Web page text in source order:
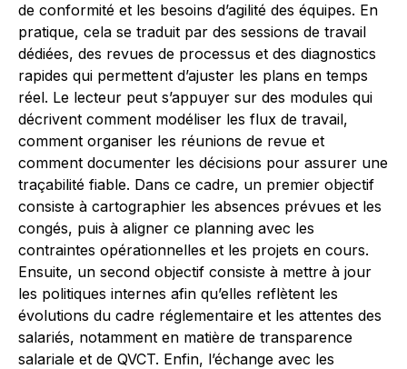
de conformité et les besoins d’agilité des équipes. En
pratique, cela se traduit par des sessions de travail
dédiées, des revues de processus et des diagnostics
rapides qui permettent d’ajuster les plans en temps
réel. Le lecteur peut s’appuyer sur des modules qui
décrivent comment modéliser les flux de travail,
comment organiser les réunions de revue et
comment documenter les décisions pour assurer une
traçabilité fiable. Dans ce cadre, un premier objectif
consiste à cartographier les absences prévues et les
congés, puis à aligner ce planning avec les
contraintes opérationnelles et les projets en cours.
Ensuite, un second objectif consiste à mettre à jour
les politiques internes afin qu’elles reflètent les
évolutions du cadre réglementaire et les attentes des
salariés, notamment en matière de transparence
salariale et de QVCT. Enfin, l’échange avec les